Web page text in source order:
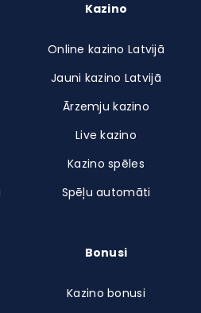
Kazino
Online kazino Latvijā
Jauni kazino Latvijā
Ārzemju kazino
Live kazino
Kazino spēles
Spēļu automāti
Bonusi
Kazino bonusi